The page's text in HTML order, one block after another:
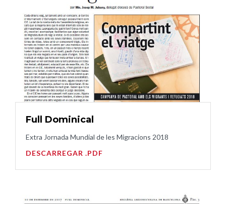
Full Dominical
Extra Jornada Mundial de les Migracions 2018
DESCARREGAR .PDF